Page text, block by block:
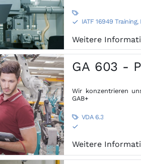

S
IATF 16949 Training,
Weitere
GA 603 -
Wir konzentrieren
GAB+
 VDA 6.3
S
Weitere